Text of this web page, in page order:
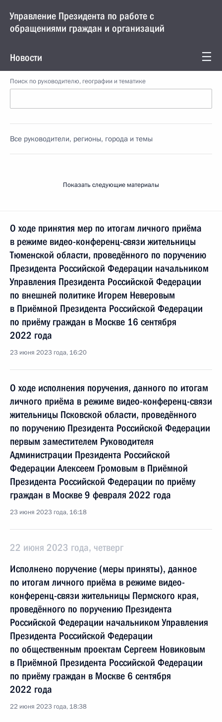
Управление Президента по работе с
обращениями граждан и организаций
Новости
Поиск по руководителю, географии и тематике
Все руководители, регионы, города и темы
Показать следующие материалы
О ходе принятия мер по итогам личного приёма
в режиме видео-конференц-связи жительницы
Тюменской области, проведённого по поручению
Президента Российской Федерации начальником
Управления Президента Российской Федерации
по внешней политике Игорем Неверовым
в Приёмной Президента Российской Федерации
по приёму граждан в Москве 16 сентября
2022 года
23 июня 2023 года, 16:20
О ходе исполнения поручения, данного по итогам
личного приёма в режиме видео-конференц-связи
жительницы Псковской области, проведённого
по поручению Президента Российской Федерации
первым заместителем Руководителя
Администрации Президента Российской
Федерации Алексеем Громовым в Приёмной
Президента Российской Федерации по приёму
граждан в Москве 9 февраля 2022 года
23 июня 2023 года, 16:18
22 июня 2023 года, четверг
Исполнено поручение (меры приняты), данное
по итогам личного приёма в режиме видео-
конференц-связи жительницы Пермского края,
проведённого по поручению Президента
Российской Федерации начальником Управления
Президента Российской Федерации
по общественным проектам Сергеем Новиковым
в Приёмной Президента Российской Федерации
по приёму граждан в Москве 6 сентября
2022 года
22 июня 2023 года, 18:38